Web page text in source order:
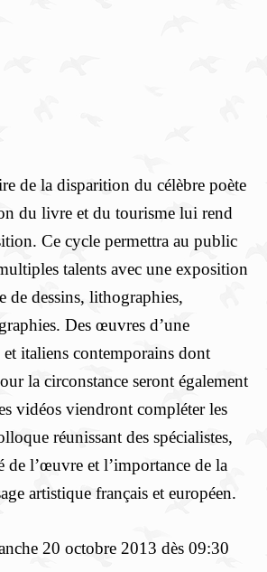
de la disparition du célèbre poète
du livre et du tourisme lui rend
Ce cycle permettra au public
talents avec une exposition
de dessins, lithographies,
Des œuvres d’une
et italiens contemporains dont
la circonstance seront également
vidéos viendront compléter les
réunissant des spécialistes,
de l’œuvre et l’importance de la
artistique français et européen.
20 octobre 2013 dès 09:30